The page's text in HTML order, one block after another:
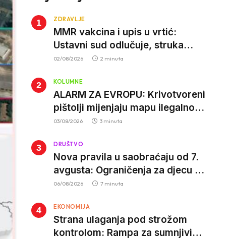
ZDRAVLJE
MMR vakcina i upis u vrtić:
Ustavni sud odlučuje, struka
poziva roditelje da vjeruju nauci
02/08/2026 2 minuta
KOLUMNE
ALARM ZA EVROPU: Krivotvoreni
pištolji mijenjaju mapu ilegalnog
tržišta, istrage ukazuju na
03/08/2026 3 minuta
DRUŠTVO
Nova pravila u saobraćaju od 7.
avgusta: Ograničenja za djecu na
trotinetima i mlade vozače, veće
djece
06/08/2026 7 minuta
EKONOMIJA
Strana ulaganja pod strožom
kontrolom: Rampa za sumnjivi